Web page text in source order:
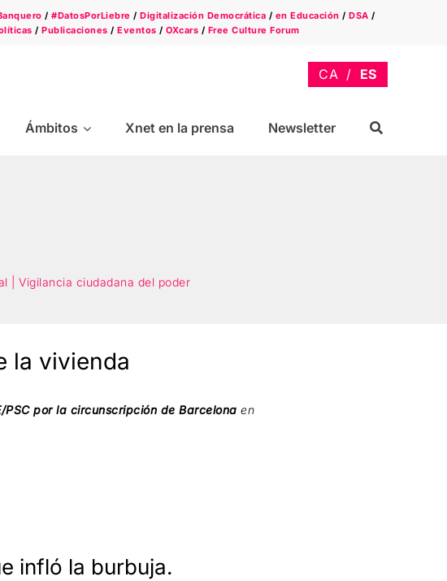
/#DatosPorLiebre /Digitalización Democrática / en Educación /DSA /
/Publicaciones /Eventos /OXcars / Free Culture Forum
Ámbitos Xnet en la prensa Newsletter
| Vigilancia ciudadana del poder
la vivienda
PSC por la circunscripción de Barcelona en
infló la burbuja.